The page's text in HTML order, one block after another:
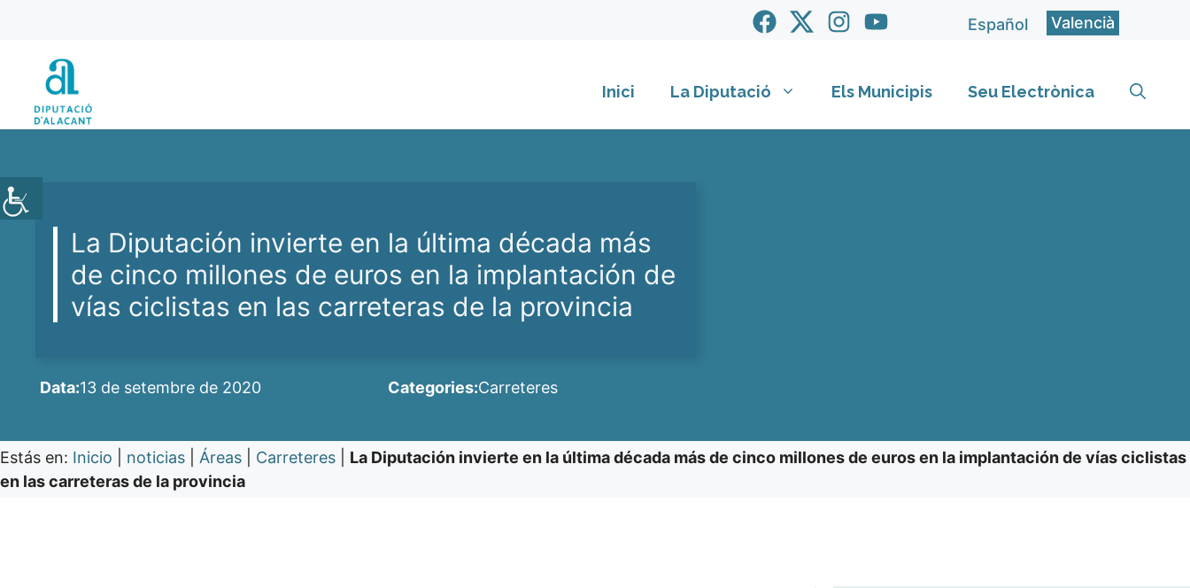
contingut
Español Valencià
Inici La Diputació Els Municipis Seu Electrònica
La Diputación invierte en la última década más
de cinco millones de euros en la implantación de
vías ciclistas en las carreteras de la provincia
Data:13 de setembre de 2020 Categories:Carreteres
Estás en: Inicio noticias Áreas Carreteres
La Diputación invierte en la última década más de cinco millones de euros en la implantación de vías ciclistas
en las carreteras de la provincia